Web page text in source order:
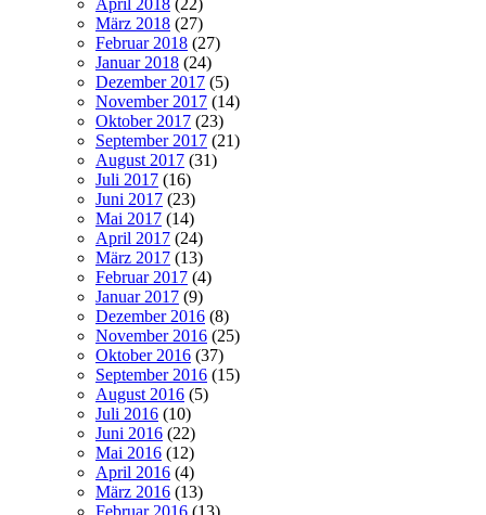
April 2018 (22)
März 2018 (27)
Februar 2018 (27)
Januar 2018 (24)
Dezember 2017 (5)
November 2017 (14)
Oktober 2017 (23)
September 2017 (21)
August 2017 (31)
Juli 2017 (16)
Juni 2017 (23)
Mai 2017 (14)
April 2017 (24)
März 2017 (13)
Februar 2017 (4)
Januar 2017 (9)
Dezember 2016 (8)
November 2016 (25)
Oktober 2016 (37)
September 2016 (15)
August 2016 (5)
Juli 2016 (10)
Juni 2016 (22)
Mai 2016 (12)
April 2016 (4)
März 2016 (13)